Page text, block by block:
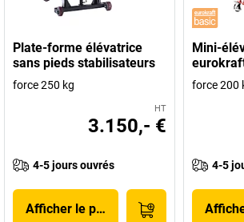
Plate-forme élévatrice
sans pieds stabilisateurs
force 250 kg
HT
3.150,- €
4-5 jours ouvrés
Afficher le produit
Mini-
force 200
4-5